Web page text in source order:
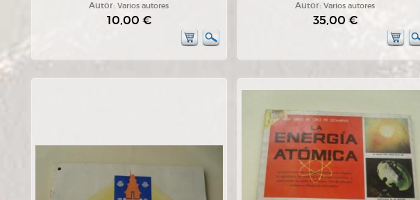
Autor:Varios autores
10,00 €
Autor:Varios autores
35,00 €